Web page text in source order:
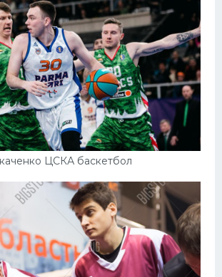
ЦСКА баскетбол